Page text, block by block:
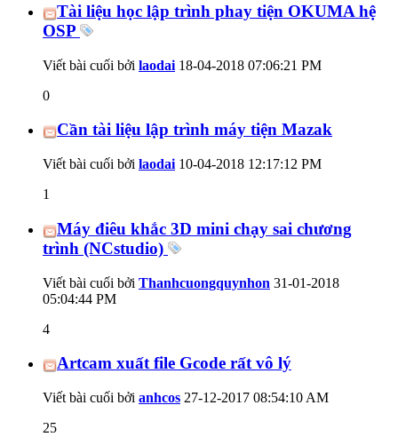
Tài liệu học lập trình phay tiện OKUMA hệ
OSP
Viết bài cuối bởi laodai 18-04-2018 07:06:21 PM
0
Cần tài liệu lập trình máy tiện Mazak
Viết bài cuối bởi laodai 10-04-2018 12:17:12 PM
1
Máy điêu khắc 3D mini chạy sai chương
trình (NCstudio)
Viết bài cuối bởi Thanhcuongquynhon 31-01-2018
05:04:44 PM
4
Artcam xuất file Gcode rất vô lý
Viết bài cuối bởi anhcos 27-12-2017 08:54:10 AM
25